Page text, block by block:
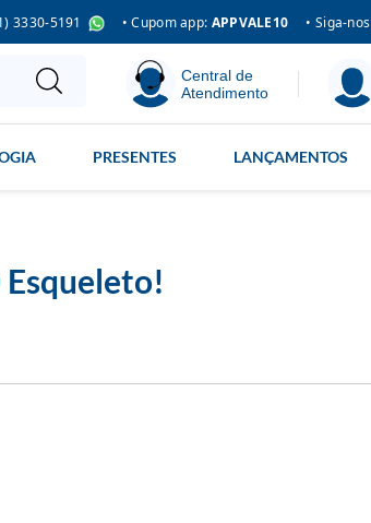
3330-5191 • Cupom app: APPVALE10 • Siga-nos
Central de
Atendimento
PRESENTES LANÇAMENTOS